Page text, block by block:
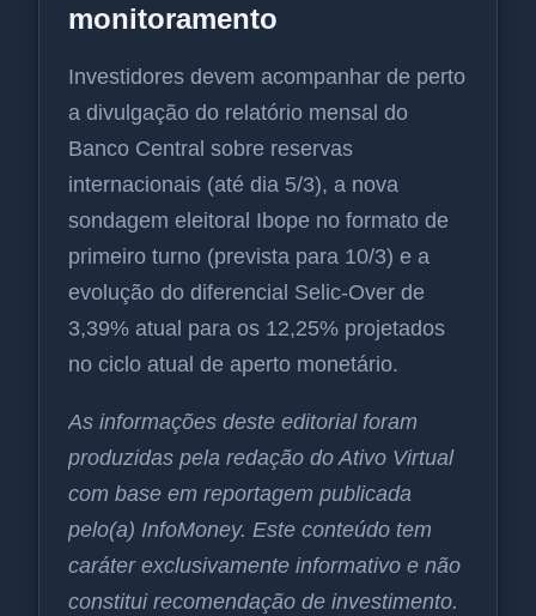
monitoramento
Investidores devem acompanhar de perto
a divulgação do relatório mensal do
Banco Central sobre reservas
internacionais (até dia 5/3), a nova
sondagem eleitoral Ibope no formato de
primeiro turno (prevista para 10/3) e a
evolução do diferencial Selic-Over de
3,39% atual para os 12,25% projetados
no ciclo atual de aperto monetário.
As informações deste editorial foram
produzidas pela redação do Ativo Virtual
com base em reportagem publicada
pelo(a) InfoMoney. Este conteúdo tem
caráter exclusivamente informativo e não
constitui recomendação de investimento.